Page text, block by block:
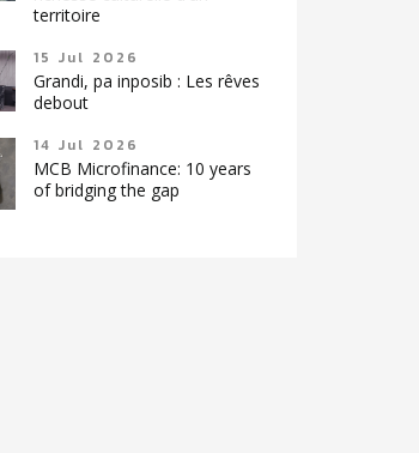
territoire
15 Jul 2026
Grandi, pa inposib : Les rêves
debout
14 Jul 2026
MCB Microfinance: 10 years
of bridging the gap